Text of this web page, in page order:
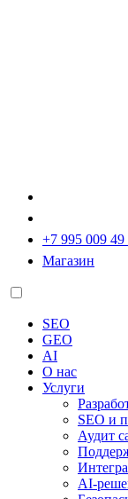
+7 995 009 49
Магазин
SEO
GEO
AI
О нас
Услуги
SEO и
Аудит
AI-